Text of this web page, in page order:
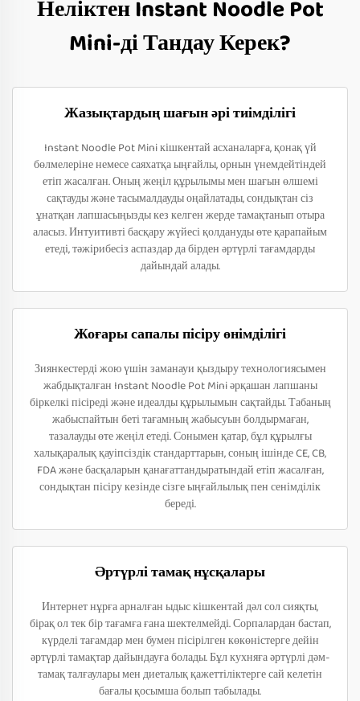
Неліктен Instant Noodle Pot
Mini-ді Тандау Керек?
Жазықтардың шағын әрі тиімділігі
Instant Noodle Pot Mini кішкентай асханаларға, қонақ үй
бөлмелеріне немесе саяхатқа ыңғайлы, орнын үнемдейтіндей
етіп жасалған. Оның жеңіл құрылымы мен шағын өлшемі
сақтауды және тасымалдауды оңайлатады, сондықтан сіз
ұнатқан лапшасыңызды кез келген жерде тамақтанып отыра
аласыз. Интуитивті басқару жүйесі қолдануды өте қарапайым
етеді, тәжірибесіз аспаздар да бірден әртүрлі тағамдарды
дайындай алады.
Жоғары сапалы пісіру өнімділігі
Зиянкестерді жою үшін заманауи қыздыру технологиясымен
жабдықталған Instant Noodle Pot Mini әрқашан лапшаны
біркелкі пісіреді және идеалды құрылымын сақтайды. Табаның
жабыспайтын беті тағамның жабысуын болдырмаған,
тазалауды өте жеңіл етеді. Сонымен қатар, бұл құрылғы
халықаралық қауіпсіздік стандарттарын, соның ішінде CE, CB,
FDA және басқаларын қанағаттандыратындай етіп жасалған,
сондықтан пісіру кезінде сізге ыңғайлылық пен сенімділік
береді.
Әртүрлі тамақ нұсқалары
Интернет нұрға арналған ыдыс кішкентай дәл сол сияқты,
бірақ ол тек бір тағамға ғана шектелмейді. Сорпалардан бастап,
күрделі тағамдар мен бумен пісірілген көкөністерге дейін
әртүрлі тамақтар дайындауға болады. Бұл кухняға әртүрлі дәм-
тамақ талғаулары мен диеталық қажеттіліктерге сай келетін
бағалы қосымша болып табылады.